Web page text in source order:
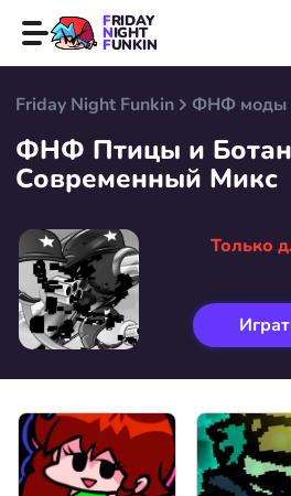
FRIDAY
NIGHT
FUNKIN
Friday Night Funkin ФНФ моды
ФНФ Птицы и
Современный Микс
Только